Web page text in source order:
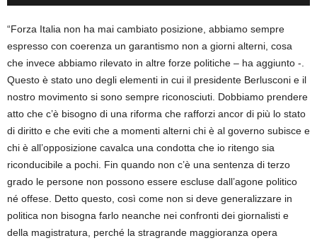
“Forza Italia non ha mai cambiato posizione, abbiamo sempre
espresso con coerenza un garantismo non a giorni alterni, cosa
che invece abbiamo rilevato in altre forze politiche – ha aggiunto -.
Questo è stato uno degli elementi in cui il presidente Berlusconi e il
nostro movimento si sono sempre riconosciuti. Dobbiamo prendere
atto che c’è bisogno di una riforma che rafforzi ancor di più lo stato
di diritto e che eviti che a momenti alterni chi è al governo subisce e
chi è all’opposizione cavalca una condotta che io ritengo sia
riconducibile a pochi. Fin quando non c’è una sentenza di terzo
grado le persone non possono essere escluse dall’agone politico
né offese. Detto questo, così come non si deve generalizzare in
politica non bisogna farlo neanche nei confronti dei giornalisti e
della magistratura, perché la stragrande maggioranza opera